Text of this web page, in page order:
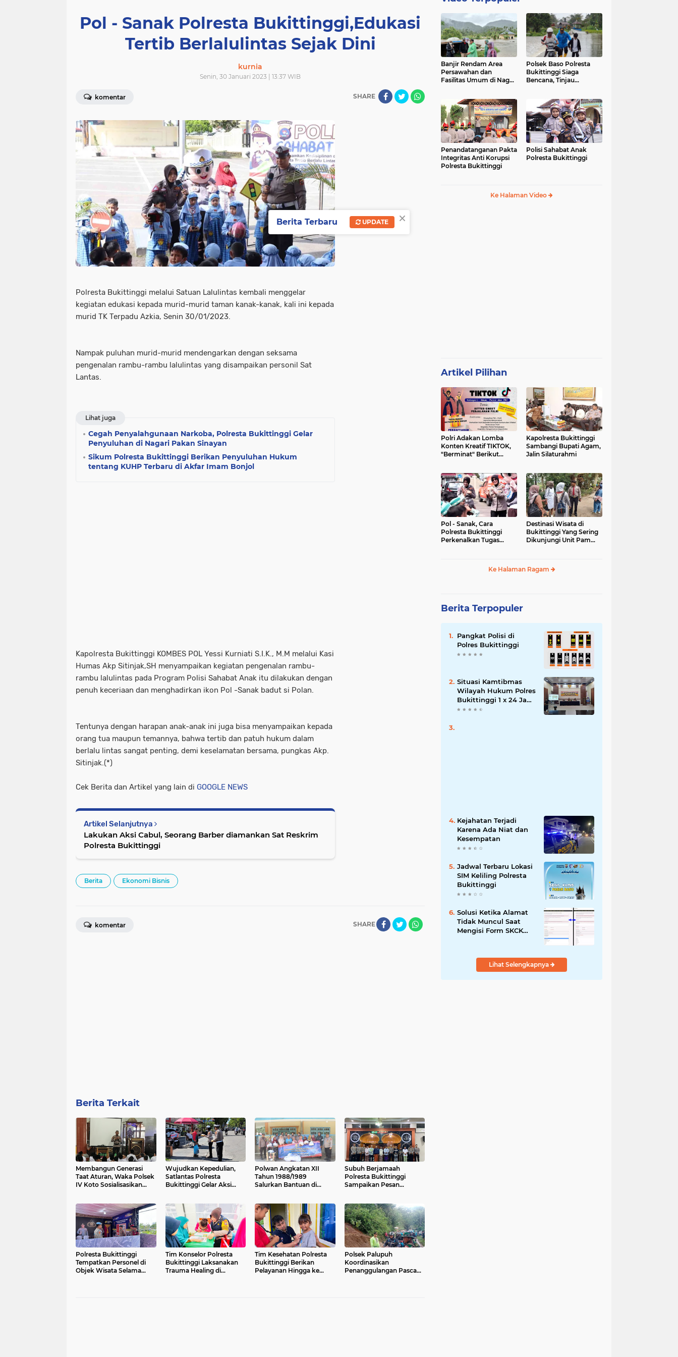
Pol - Sanak Polresta Bukittinggi,Edukasi
Tertib Berlalulintas Sejak Dini
kurnia
Senin, 30 Januari 2023 | 13:37 WIB
komentar SHARE
Polresta Bukittinggi melalui Satuan Lalulintas kembali menggelar
kegiatan edukasi kepada murid-murid taman kanak-kanak, kali ini kepada
murid TK Terpadu Azkia, Senin 30/01/2023.
Nampak puluhan murid-murid mendengarkan dengan seksama
pengenalan rambu-rambu lalulintas yang disampaikan personil Sat
Lantas.
Lihat juga
Cegah Penyalahgunaan Narkoba, Polresta Bukittinggi Gelar
Penyuluhan di Nagari Pakan Sinayan
Sikum Polresta Bukittinggi Berikan Penyuluhan Hukum
tentang KUHP Terbaru di Akfar Imam Bonjol
Kapolresta Bukittinggi KOMBES POL Yessi Kurniati S.I.K., M.M melalui Kasi
Humas Akp Sitinjak,SH menyampaikan kegiatan pengenalan rambu-
rambu lalulintas pada Program Polisi Sahabat Anak itu dilakukan dengan
penuh keceriaan dan menghadirkan ikon Pol -Sanak badut si Polan.
Tentunya dengan harapan anak-anak ini juga bisa menyampaikan kepada
orang tua maupun temannya, bahwa tertib dan patuh hukum dalam
berlalu lintas sangat penting, demi keselamatan bersama, pungkas Akp.
Sitinjak.(*)
Cek Berita dan Artikel yang lain di GOOGLE NEWS
Artikel Selanjutnya
Lakukan Aksi Cabul, Seorang Barber diamankan Sat Reskrim
Polresta Bukittinggi
Berita Ekonomi Bisnis
SHARE
komentar
Berita Terkait
Membangun Generasi
Taat Aturan, Waka Polsek
IV Koto Sosialisasikan
Wujudkan Kepedulian,
Satlantas Polresta
Bukittinggi Gelar Aksi
Polwan Angkatan XII
Tahun 1988/1989
Salurkan Bantuan di
Subuh Berjamaah
Polresta Bukittinggi
Sampaikan Pesan
Polresta Bukittinggi
Tempatkan Personel di
Objek Wisata Selama
Tim Konselor Polresta
Bukittinggi Laksanakan
Trauma Healing di
Tim Kesehatan Polresta
Bukittinggi Berikan
Pelayanan Hingga ke
Polsek Palupuh
Koordinasikan
Penanggulangan Pasca
Banjir Rendam Area
Persawahan dan
Fasilitas Umum di Nagari
Polsek Baso Polresta
Bukittinggi Siaga
Bencana, Tinjau
Penandatanganan Pakta
Integritas Anti Korupsi
Polresta Bukittinggi
Polisi Sahabat Anak
Polresta Bukittinggi
Ke Halaman Video
Artikel Pilihan
Polri Adakan Lomba
Konten Kreatif TIKTOK,
"Berminat" Berikut
Kapolresta Bukittinggi
Sambangi Bupati Agam,
Jalin Silaturahmi
Pol - Sanak, Cara
Polresta Bukittinggi
Perkenalkan Tugas
Destinasi Wisata di
Bukittinggi Yang Sering
Dikunjungi Unit Pam
Ke Halaman Ragam
Berita Terpopuler
Pangkat Polisi di
Polres Bukittinggi
Situasi Kamtibmas
Wilayah Hukum Polres
Bukittinggi 1 x 24 Jam
Senin 27 Juni 2022
Kejahatan Terjadi
Karena Ada Niat dan
Kesempatan
Jadwal Terbaru Lokasi
SIM Keliling Polresta
Bukittinggi
Solusi Ketika Alamat
Tidak Muncul Saat
Mengisi Form SKCK
Lihat Selengkapnya
×
Berita Terbaru UPDATE